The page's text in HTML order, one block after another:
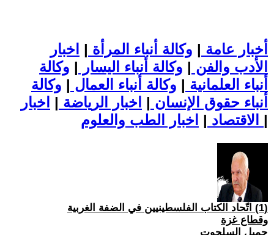
أخبار عامة | وكالة أنباء المرأة | اخبار
الأدب والفن | وكالة أنباء اليسار | وكالة
أنباء العلمانية | وكالة أنباء العمال | وكالة
أنباء حقوق الإنسان | اخبار الرياضة | اخبار
الاقتصاد | |
(1) اتّحاد الكتاب الفلسطينيين في الضفة الغربية
وقطاع غزة
جميل السلحوت